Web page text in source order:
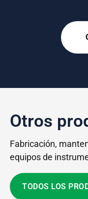
Otros
Fabricación,
equipos de
TODOS LOS